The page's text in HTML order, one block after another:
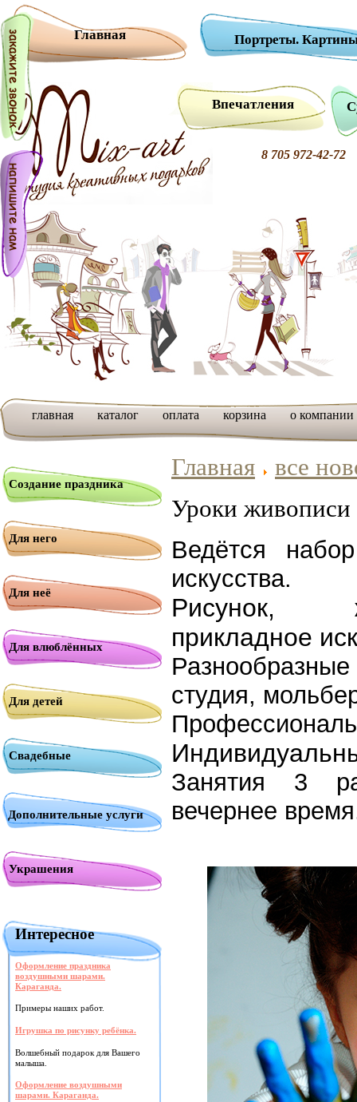
Главная Портреты.
8 705 972-42-
Впечатления
главная каталог оплата корзина о компании
Создание праздника
Для него
Для неё
Для влюблённых
Для детей
Свадебные
Дополнительные услуги
Украшения
Интересное
Оформление праздника
воздушными шарами.
Караганда.
Примеры наших работ.
Игрушка по рисунку ребёнка.
Волшебный подарок для Вашего
малыша.
Оформление воздушными
шарами. Караганда.
Главная
все
Уроки живописи
Ведётся
искусства.
Рисунок,
прикладное
студия,
Занятия 3
вечернее